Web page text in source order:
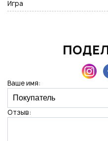
Игра
Ваше имя:
Отзыв: